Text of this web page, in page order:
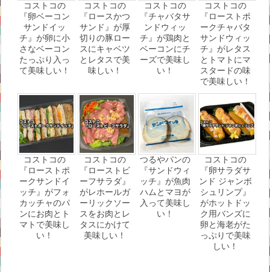
コストコの
『卵ベーコン
サンドイッ
チ』が卵に小
さなベーコン
たっぷり入っ
て美味しい！
コストコの
『ロースかつ
サンド』が厚
切りの豚ロー
スにキャベツ
とレタスで美
味しい！
コストコの
『チャバタサ
ンドウィッ
チ』が鶏肉と
ベーコンにチ
ーズで美味し
い！
コストコの
『ローストポ
ークチャバタ
サンドウィッ
チ』がレタス
とトマトにマ
スタードの味
で美味しい！
コストコの
『ローストポ
ークサンドイ
ッチ』がフォ
カッチャのパ
ンにお肉とト
マトで美味し
い！
コストコの
『ローストビ
ーフサラダ』
がレホールガ
ーリックソー
スをお肉とレ
タスにかけて
美味しい！
つるやパンの
『サンドウィ
ッチ』が魚肉
ハムとマヨが
入って美味し
い！
コストコの
『卵サラダサ
ンド ジャンボ
シュリンプ』
がホットドッ
ク用バンズに
卵と海老がた
っぷりで美味
しい！